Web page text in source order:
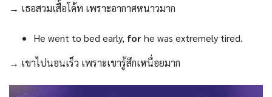
→ เธอสวมเสื้อโค้ท เพราะอากาศหนาวมาก
He went to bed early, forhe was extremely tired.
→ เขาไปนอนเร็ว เพราะเขารู้สึกเหนื่อยมาก